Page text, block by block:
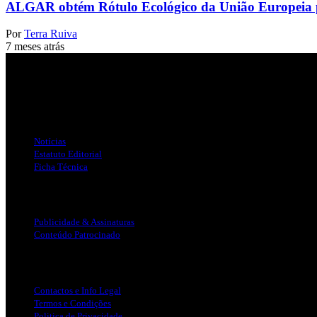
ALGAR obtém Rótulo Ecológico da União
Por Terra Ruiva
7 meses atrás
Notícias
Estatuto Editorial
Ficha Técnica
Publicidade & Assinaturas
Conteúdo Patrocinado
Contactos e Info Legal
Termos e Condições